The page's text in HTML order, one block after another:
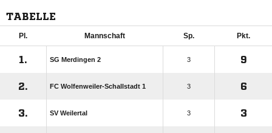
TABELLE
Pl. Mannschaft Sp. Pkt.
1. SG Merdingen 2 3 9
2. FC Wolfenweiler-Schallstadt 1 3 6
3. SV Weilertal 3 3